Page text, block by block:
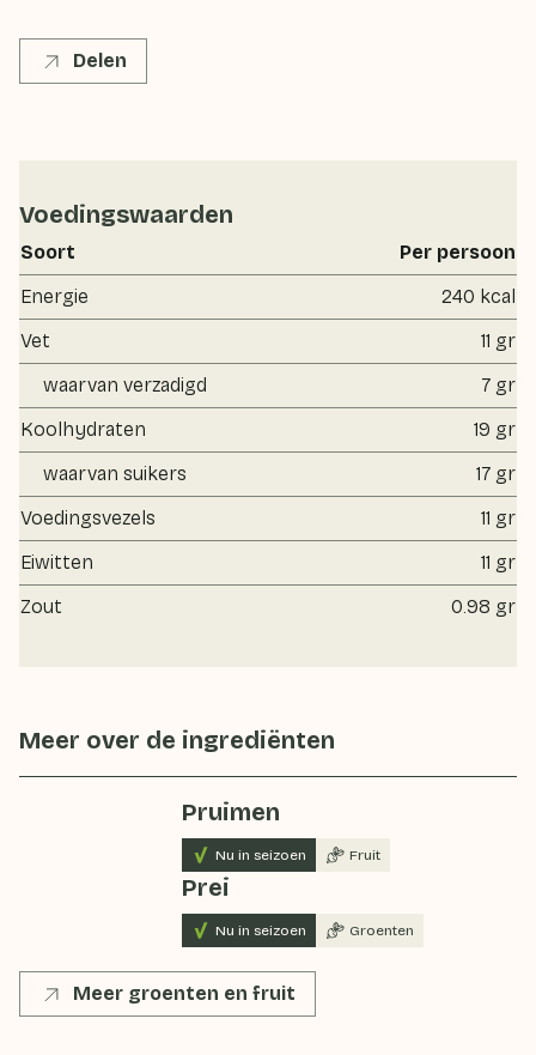
Delen
Voedingswaarden
Soort
Per persoon
Energie
240 kcal
Vet
11 gr
waarvan verzadigd
7 gr
Koolhydraten
19 gr
waarvan suikers
17 gr
Voedingsvezels
11 gr
Eiwitten
11 gr
Zout
0.98 gr
Meer over de ingrediënten
Pruimen
Nu in seizoen Fruit
Prei
Nu in seizoen Groenten
Meer groenten en fruit